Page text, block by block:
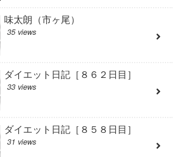
味太朗（市ヶ尾）
35 views
ダイエット日記［８６２日目］
33 views
ダイエット日記［８５８日目］
31 views